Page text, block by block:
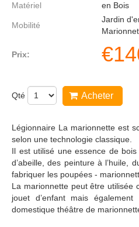
Matériel
en Bois
Mobilité
Jardin
Prix: €
Qté Acheter
Légionnaire La marionnette est
selon une technologie classique.
Il est utilisé une essence de
d’abeille, des peinture à l’huile,
fabriquer les poupées -
La marionnette peut être utilisée
jouet d’enfant mais
domestique théâtre de